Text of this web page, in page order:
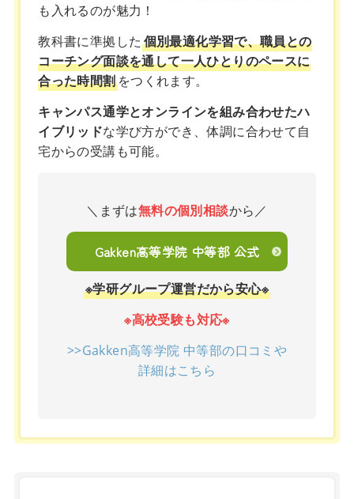
も入れるのが魅力！
教科書に準拠した 個別最適化学習で、職員との
コーチング面談を通して一人ひとりのペースに
合った時間割をつくれます。
キャンパス通学とオンラインを組み合わせたハ
イブリッドな学び方ができ、体調に合わせて自
宅からの受講も可能。
＼まずは無料の個別相談から／
Gakken高等学院 中等部 公式
※学研グループ運営だから安心※
※高校受験も対応※
>>Gakken高等学院 中等部の口コミや
詳細はこちら